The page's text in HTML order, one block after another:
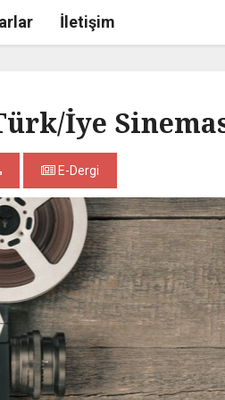
İletişim
İye
E-Dergi